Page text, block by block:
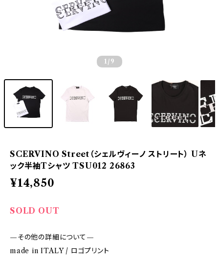
1 /9
SCERVINO Street（シェルヴィーノ ストリート） Uネ
ック半袖Tシャツ TSU012 26863
¥14,850
SOLD OUT
—その他の詳細について—
made in ITALY / ロゴプリント